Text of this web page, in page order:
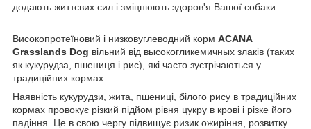
додають життєвих сил і зміцнюють здоров'я Вашої собаки.
Високопротеїновий і низковуглеводний корм ACANA
Grasslands Dog вільний від высокогликемичных злаків (таких
як кукурудза, пшениця і рис), які часто зустрічаються у
традиційних кормах.
Наявність кукурудзи, жита, пшениці, білого рису в традиційних
кормах провокує різкий підйом рівня цукру в крові і різке його
падіння. Це в свою чергу підвищує ризик ожиріння, розвитку